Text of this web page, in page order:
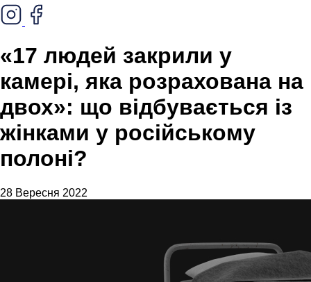
«17 людей закрили у
камері, яка розрахована на
двох»: що відбувається із
жінками у російському
полоні?
28 Вересня 2022